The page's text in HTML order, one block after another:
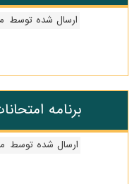
ارسال شده توسط
برنامه
ارسال شده توسط